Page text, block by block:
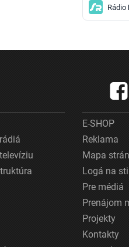
Rádio
E-SHOP
Reklama
Mapa
Logá na
Pre médiá
Prenájom
Projekty
Kontakty